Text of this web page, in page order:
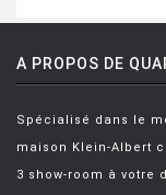
A PROPOS DE
Spécialisé dans le
maison Klein-Albert
3 show-room à votre